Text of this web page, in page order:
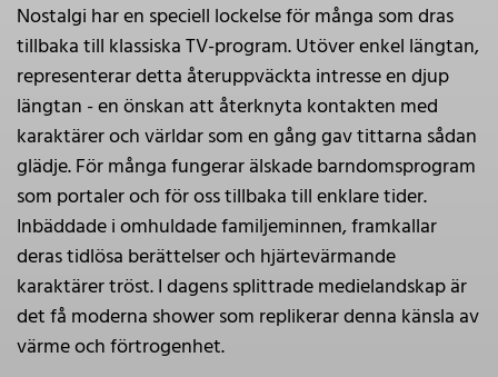
Nostalgi har en speciell lockelse för många som dras
tillbaka till klassiska TV-program. Utöver enkel längtan,
representerar detta återuppväckta intresse en djup
längtan - en önskan att återknyta kontakten med
karaktärer och världar som en gång gav tittarna sådan
glädje. För många fungerar älskade barndomsprogram
som portaler och för oss tillbaka till enklare tider.
Inbäddade i omhuldade familjeminnen, framkallar
deras tidlösa berättelser och hjärtevärmande
karaktärer tröst. I dagens splittrade medielandskap är
det få moderna shower som replikerar denna känsla av
värme och förtrogenhet.